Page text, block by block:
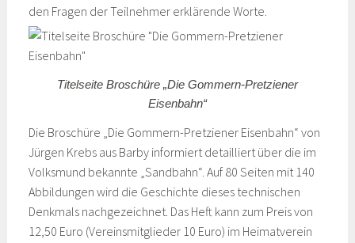
den Fragen der Teilnehmer erklärende Worte.
Titelseite Broschüre „Die Gommern-Pretziener
Eisenbahn“
Die Broschüre „Die Gommern-Pretziener Eisenbahn“ von
Jürgen Krebs aus Barby informiert detailliert über die im
Volksmund bekannte „Sandbahn“. Auf 80 Seiten mit 140
Abbildungen wird die Geschichte dieses technischen
Denkmals nachgezeichnet. Das Heft kann zum Preis von
12,50 Euro (Vereinsmitglieder 10 Euro) im Heimatverein